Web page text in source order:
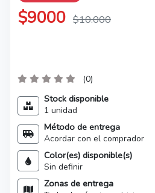
$9000 $10.000
(0)
Stock disponible
1 unidad
Método de entrega
Acordar con el comprador
Color(es) disponible(s)
Sin definir
Zonas de entrega